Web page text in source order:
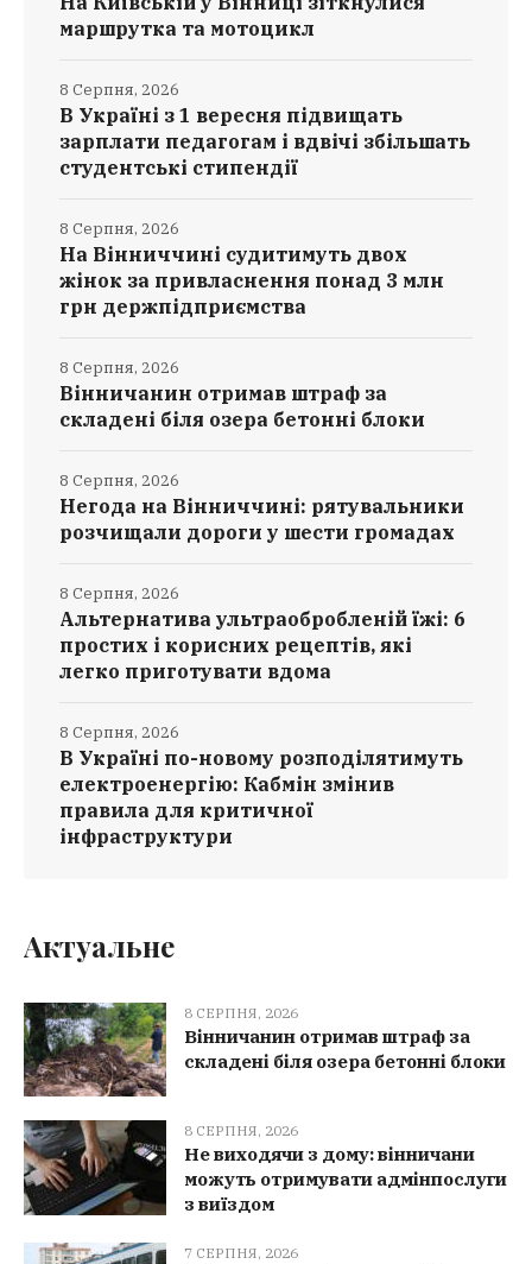
маршрутка та мотоцикл
В Україні з 1 вересня підвищать
зарплати педагогам і вдвічі збільшать
студентські стипендії
8 Серпня, 2026
На Вінниччині судитимуть двох
жінок за привласнення понад 3 млн
грн держпідприємства
8 Серпня, 2026
Вінничанин отримав штраф за
складені біля озера бетонні блоки
8 Серпня, 2026
Негода на Вінниччині: рятувальники
розчищали дороги у шести громадах
8 Серпня, 2026
Альтернатива ультраобробленій їжі: 6
простих і корисних рецептів, які
легко приготувати вдома
8 Серпня, 2026
В Україні по-новому розподілятимуть
електроенергію: Кабмін змінив
правила для критичної
інфраструктури
8 Серпня, 2026
Актуальне
8 СЕРПНЯ, 2026
Вінничанин отримав штраф за
складені біля озера бетонні блоки
8 СЕРПНЯ, 2026
Не виходячи з дому: вінничани
можуть отримувати адмінпослуги
з виїздом
7 СЕРПНЯ, 2026